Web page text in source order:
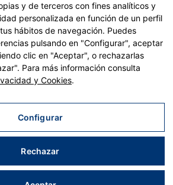
y Resiliencia – Financiado por
establecido por el Reglamento (UE)
Europeo y del Consejo, de 12 de febrero
|Política de cookies|Accesibilidad|Mapa web
y de terceros con fines analíticos y
personalizada en función de un perfil
hábitos de navegación. Puedes
pulsando en "Configurar", aceptar
clic en "Aceptar", o rechazarlas
Para más información consulta
y Cookies.
Configurar
Rechazar